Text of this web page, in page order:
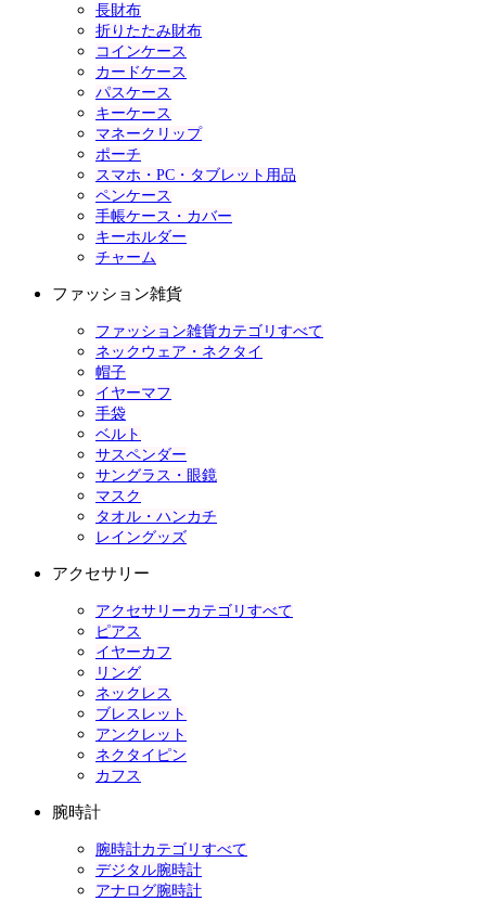
長財布
折りたたみ財布
コインケース
カードケース
パスケース
キーケース
マネークリップ
ポーチ
スマホ・PC・タブレット用品
ペンケース
手帳ケース・カバー
キーホルダー
チャーム
ファッション雑貨
ファッション雑貨カテゴリすべて
ネックウェア・ネクタイ
帽子
イヤーマフ
手袋
ベルト
サスペンダー
サングラス・眼鏡
マスク
タオル・ハンカチ
レイングッズ
アクセサリー
アクセサリーカテゴリすべて
ピアス
イヤーカフ
リング
ネックレス
ブレスレット
アンクレット
ネクタイピン
カフス
腕時計
腕時計カテゴリすべて
デジタル腕時計
アナログ腕時計